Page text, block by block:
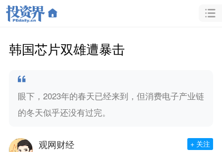
韩国芯片双雄遭暴击
眼下，2023年的春天已经来到，但消费电子产业链
的冬天似乎还没有过完。
观网财经 + 关注